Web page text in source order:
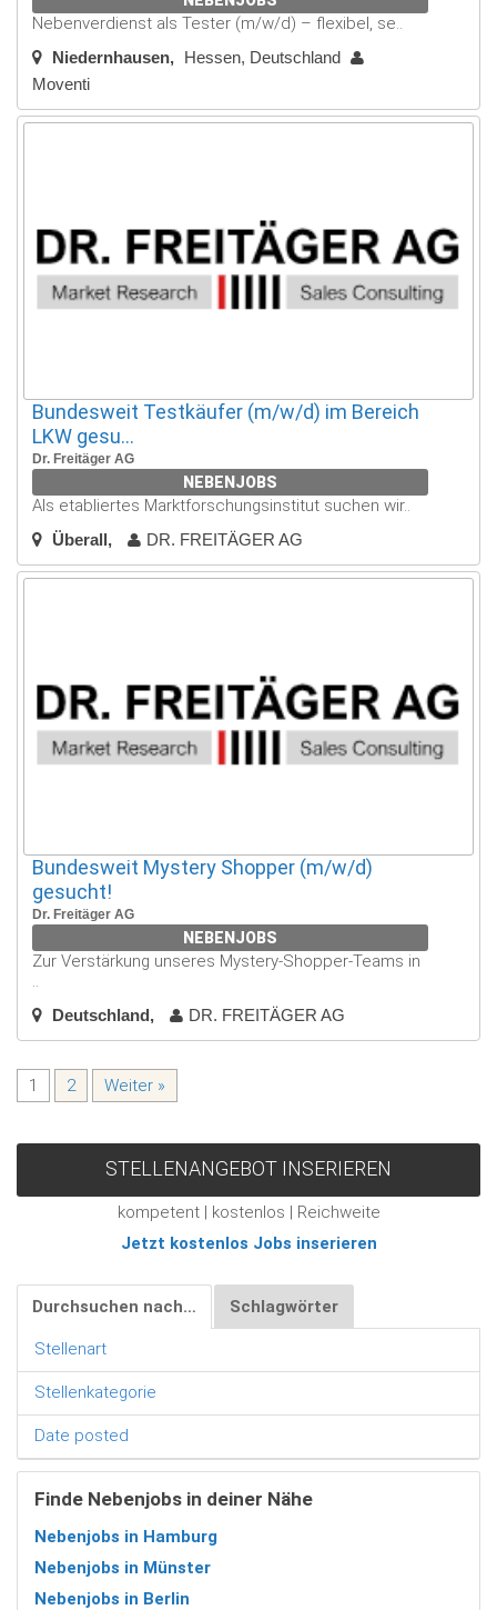
Nebenverdienst als Tester (m/w/d) – flexibel, se..
Niedernhausen
Hessen, Deutschland
Moventi
Bundesweit Testkäufer (m/w/d) im Bereich
LKW gesu...
Dr. Freitäger AG
NEBENJOBS
Als etabliertes Marktforschungsinstitut suchen wir..
Überall DR. FREITÄGER AG
Bundesweit Mystery Shopper (m/w/d)
gesucht!
Dr. Freitäger AG
NEBENJOBS
Zur Verstärkung unseres Mystery-Shopper-Teams in
..
Deutschland DR. FREITÄGER AG
1 2 Weiter »
STELLENANGEBOT INSERIEREN
kompetent | kostenlos | Reichweite
Jetzt kostenlos Jobs inserieren
Durchsuchen nach… Schlagwörter
Stellenart
Stellenkategorie
Date posted
Finde Nebenjobs in deiner Nähe
Nebenjobs in Hamburg
Nebenjobs in Münster
Nebenjobs in Berlin